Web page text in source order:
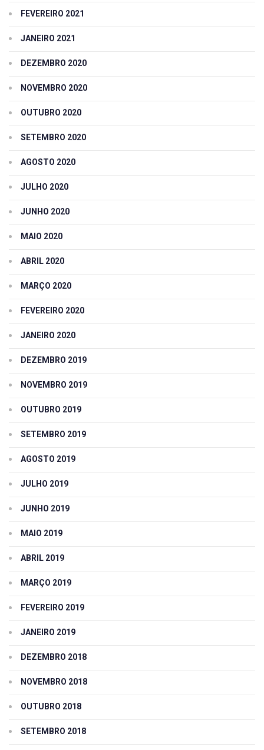
FEVEREIRO 2021
JANEIRO 2021
DEZEMBRO 2020
NOVEMBRO 2020
OUTUBRO 2020
SETEMBRO 2020
AGOSTO 2020
JULHO 2020
JUNHO 2020
MAIO 2020
ABRIL 2020
MARÇO 2020
FEVEREIRO 2020
JANEIRO 2020
DEZEMBRO 2019
NOVEMBRO 2019
OUTUBRO 2019
SETEMBRO 2019
AGOSTO 2019
JULHO 2019
JUNHO 2019
MAIO 2019
ABRIL 2019
MARÇO 2019
FEVEREIRO 2019
JANEIRO 2019
DEZEMBRO 2018
NOVEMBRO 2018
OUTUBRO 2018
SETEMBRO 2018